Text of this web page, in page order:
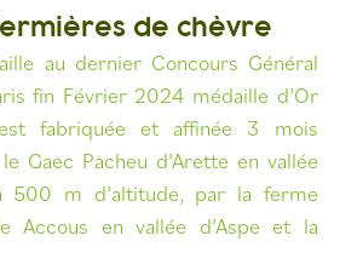
de chèvre
au dernier Concours Général
fin Février 2024 médaille d’Or
fabriquée et affinée 3 mois
Gaec Pacheu d’Arette en vallée
500 m d’altitude, par la ferme
Accous en vallée d’Aspe et la